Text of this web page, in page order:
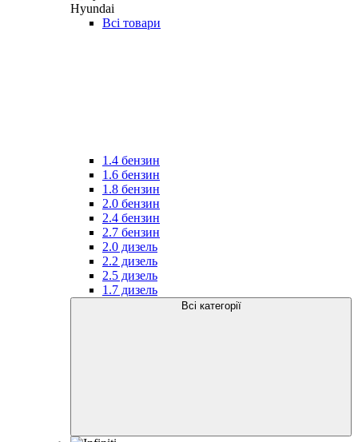
Hyundai
Всі товари
1.4 бензин
1.6 бензин
1.8 бензин
2.0 бензин
2.4 бензин
2.7 бензин
2.0 дизель
2.2 дизель
2.5 дизель
1.7 дизель
Всі категорії